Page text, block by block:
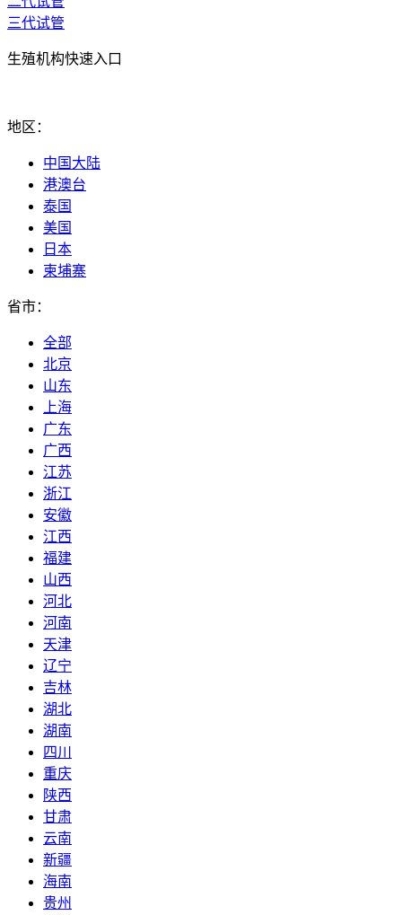
三代试管
生殖机构快速入口
地区：
中国大陆
港澳台
泰国
美国
日本
柬埔寨
省市：
全部
北京
山东
上海
广东
广西
江苏
浙江
安徽
江西
福建
山西
河北
河南
天津
辽宁
吉林
湖北
湖南
四川
重庆
陕西
甘肃
云南
新疆
海南
贵州